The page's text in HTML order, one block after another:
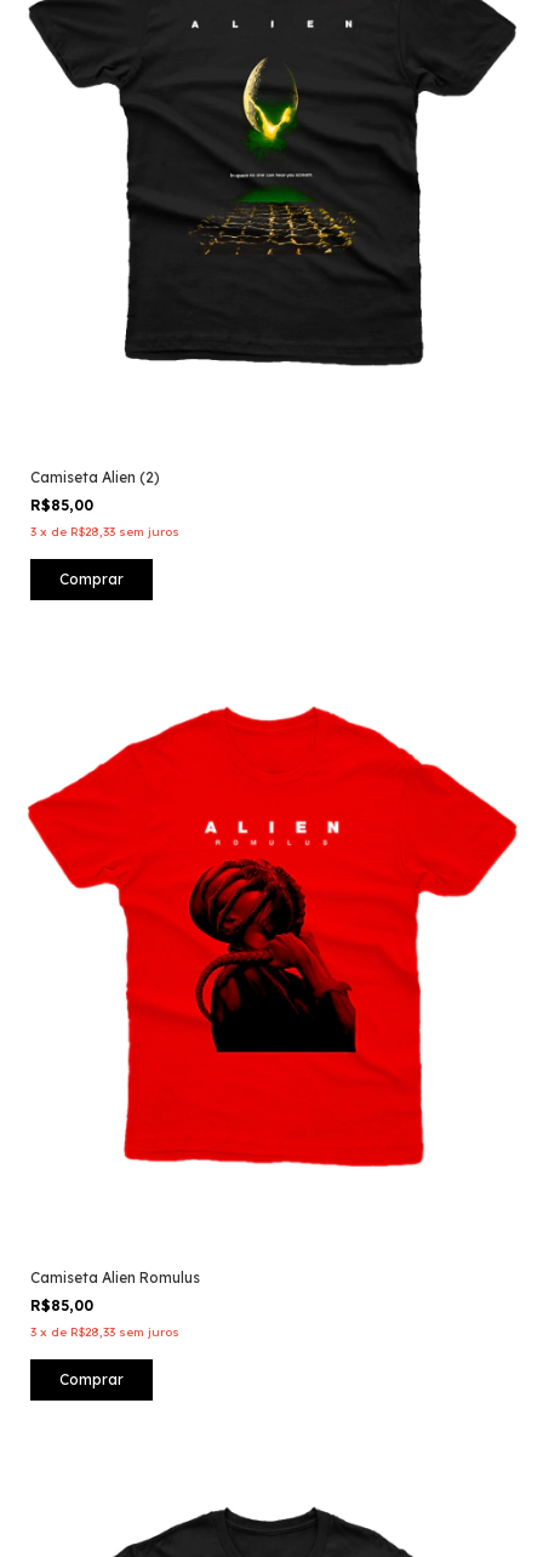
Camiseta Alien (2)
R$85,00
3 x de R$28,33 sem juros
Comprar
Camiseta Alien Romulus
R$85,00
3 x de R$28,33 sem juros
Comprar